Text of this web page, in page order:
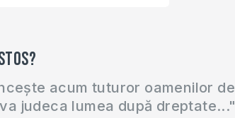
acum tuturor oamenilor de
judeca lumea după dreptate..."